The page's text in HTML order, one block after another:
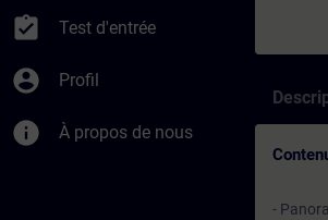
assignment_turned_in Test d'entrée
account_circle Profil
info À propos de nous
-